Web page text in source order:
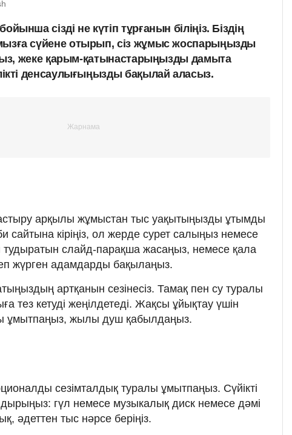
сізді не күтіп тұрғанын біліңіз. Біздің
сүйене отырып, сіз жұмыс жоспарыңызды
жеке қарым-қатынастарыңызды дамыта
денсаулығыңызды бақылай аласыз.
арқылы жұмыстан тыс уақытыңызды ұтымды
сайтына кіріңіз, ол жерде сурет салыңыз немесе
слайд-парақша жасаңыз, немесе қала
жүрген адамдарды бақылаңыз.
артқанын сезінесіз. Тамақ пен су туралы
тез кетуді жеңілдетеді. Жақсы ұйықтау үшін
ұмытпаңыз, жылы душ қабылдаңыз.
сезімталдық туралы ұмытпаңыз. Сүйікті
гүл немесе музыкалық диск немесе дәмі
әдеттен тыс нәрсе беріңіз.